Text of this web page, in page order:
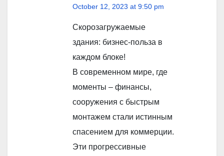
October 12, 2023 at 9:50 pm
Скорозагружаемые
здания: бизнес-польза в
каждом блоке!
В современном мире, где
моменты – финансы,
сооружения с быстрым
монтажем стали истинным
спасением для коммерции.
Эти прогрессивные